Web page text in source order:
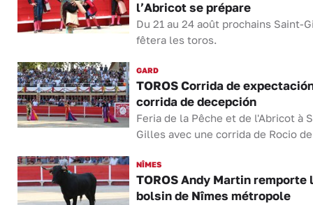
l’Abricot se prépare
Du 21 au 24 août prochains Saint-
fêtera les toros.
GARD
TOROS Corrida de
corrida de decepción
Feria de la Pêche et de l'Abricot à
Gilles avec une corrida de Rocio
NÎMES
TOROS Andy Martin remporte
bolsin de Nîmes métropole